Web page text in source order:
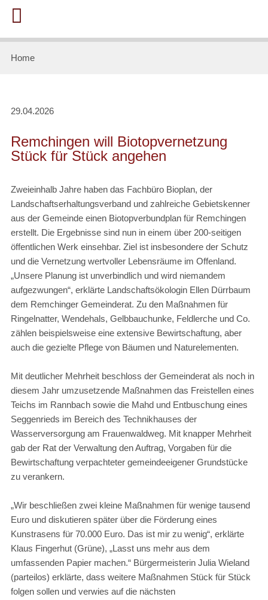
Home
29.04.2026
Remchingen will Biotopvernetzung
Stück für Stück angehen
Zweieinhalb Jahre haben das Fachbüro Bioplan, der
Landschaftserhaltungsverband und zahlreiche Gebietskenner
aus der Gemeinde einen Biotopverbundplan für Remchingen
erstellt. Die Ergebnisse sind nun in einem über 200-seitigen
öffentlichen Werk einsehbar. Ziel ist insbesondere der Schutz
und die Vernetzung wertvoller Lebensräume im Offenland.
„Unsere Planung ist unverbindlich und wird niemandem
aufgezwungen“, erklärte Landschaftsökologin Ellen Dürrbaum
dem Remchinger Gemeinderat. Zu den Maßnahmen für
Ringelnatter, Wendehals, Gelbbauchunke, Feldlerche und Co.
zählen beispielsweise eine extensive Bewirtschaftung, aber
auch die gezielte Pflege von Bäumen und Naturelementen.
Mit deutlicher Mehrheit beschloss der Gemeinderat als noch in
diesem Jahr umzusetzende Maßnahmen das Freistellen eines
Teichs im Rannbach sowie die Mahd und Entbuschung eines
Seggenrieds im Bereich des Technikhauses der
Wasserversorgung am Frauenwaldweg. Mit knapper Mehrheit
gab der Rat der Verwaltung den Auftrag, Vorgaben für die
Bewirtschaftung verpachteter gemeindeeigener Grundstücke
zu verankern.
„Wir beschließen zwei kleine Maßnahmen für wenige tausend
Euro und diskutieren später über die Förderung eines
Kunstrasens für 70.000 Euro. Das ist mir zu wenig“, erklärte
Klaus Fingerhut (Grüne), „Lasst uns mehr aus dem
umfassenden Papier machen.“ Bürgermeisterin Julia Wieland
(parteilos) erklärte, dass weitere Maßnahmen Stück für Stück
folgen sollen und verwies auf die nächsten